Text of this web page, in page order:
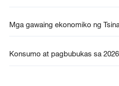
Mga gawaing ekonomiko ng
Konsumo at pagbubukas sa